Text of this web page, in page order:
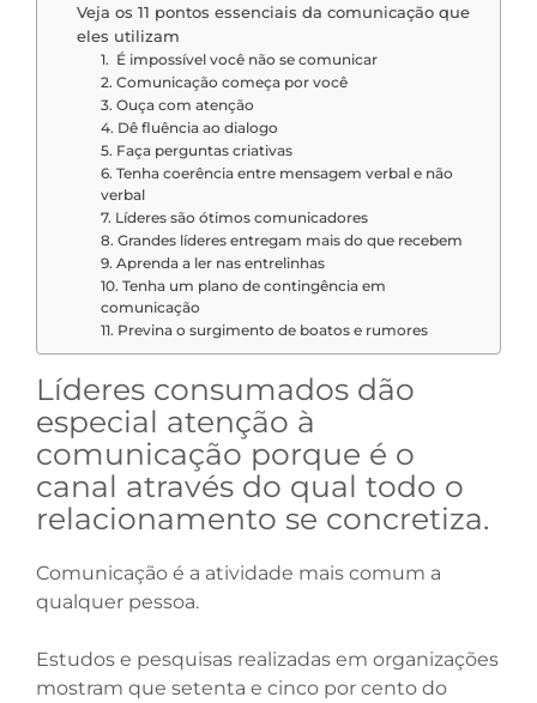
Veja os 11 pontos essenciais da comunicação que
eles utilizam
1. É impossível você não se comunicar
2. Comunicação começa por você
3. Ouça com atenção
4. Dê fluência ao dialogo
5. Faça perguntas criativas
6. Tenha coerência entre mensagem verbal e não
verbal
7. Líderes são ótimos comunicadores
8. Grandes líderes entregam mais do que recebem
9. Aprenda a ler nas entrelinhas
10. Tenha um plano de contingência em
comunicação
11. Previna o surgimento de boatos e rumores
Líderes consumados dão
especial atenção à
comunicação porque é o
canal através do qual todo o
relacionamento se concretiza.
Comunicação é a atividade mais comum a
qualquer pessoa.
Estudos e pesquisas realizadas em organizações
mostram que setenta e cinco por cento do